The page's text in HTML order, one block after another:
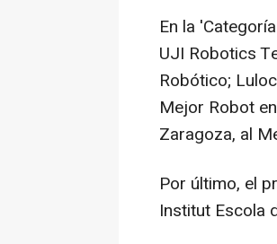
En la
UJI Robotics
Robótico;
Mejor Robot
Zaragoza, al
Por último, el
Institut Escola